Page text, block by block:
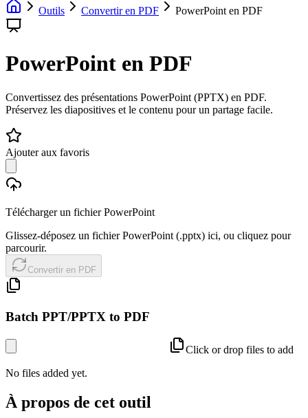
Outils Convertir en PDF PowerPoint en PDF
PowerPoint en PDF
Convertissez des présentations PowerPoint (PPTX) en PDF.
Préservez les diapositives et le contenu pour un partage facile.
Ajouter aux favoris
Télécharger un fichier PowerPoint
Glissez-déposez un fichier PowerPoint (.pptx) ici, ou cliquez pour
parcourir.
Convertir en PDF
Batch PPT/PPTX to PDF
Click or drop files to add
No files added yet.
À propos de cet outil